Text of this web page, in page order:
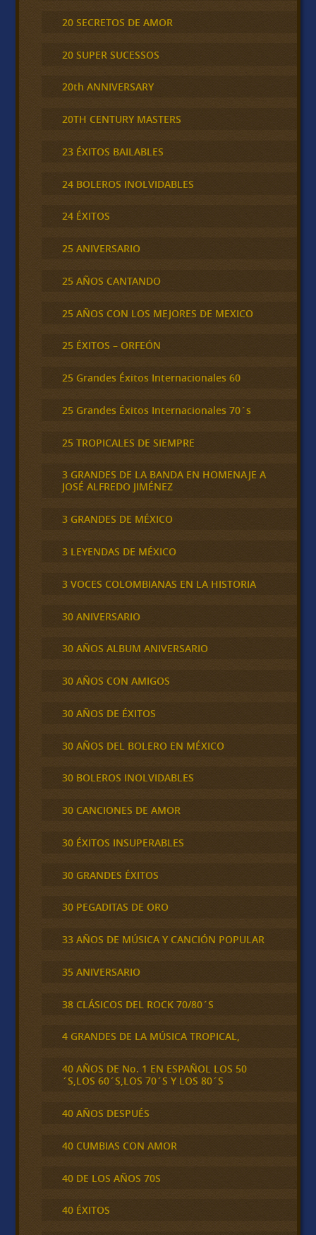
20 SECRETOS DE AMOR
20 SUPER SUCESSOS
20th ANNIVERSARY
20TH CENTURY MASTERS
23 ÉXITOS BAILABLES
24 BOLEROS INOLVIDABLES
24 ÉXITOS
25 ANIVERSARIO
25 AÑOS CANTANDO
25 AÑOS CON LOS MEJORES DE MEXICO
25 ÉXITOS – ORFEÓN
25 Grandes Éxitos Internacionales 60
25 Grandes Éxitos Internacionales 70´s
25 TROPICALES DE SIEMPRE
3 GRANDES DE LA BANDA EN HOMENAJE A
JOSÉ ALFREDO JIMÉNEZ
3 GRANDES DE MÉXICO
3 LEYENDAS DE MÉXICO
3 VOCES COLOMBIANAS EN LA HISTORIA
30 ANIVERSARIO
30 AÑOS ALBUM ANIVERSARIO
30 AÑOS CON AMIGOS
30 AÑOS DE ÉXITOS
30 AÑOS DEL BOLERO EN MÉXICO
30 BOLEROS INOLVIDABLES
30 CANCIONES DE AMOR
30 ÉXITOS INSUPERABLES
30 GRANDES ÉXITOS
30 PEGADITAS DE ORO
33 AÑOS DE MÚSICA Y CANCIÓN POPULAR
35 ANIVERSARIO
38 CLÁSICOS DEL ROCK 70/80´S
4 GRANDES DE LA MÚSICA TROPICAL,
40 AÑOS DE No. 1 EN ESPAÑOL LOS 50
´S,LOS 60´S,LOS 70´S Y LOS 80´S
40 AÑOS DESPUÉS
40 CUMBIAS CON AMOR
40 DE LOS AÑOS 70S
40 ÉXITOS